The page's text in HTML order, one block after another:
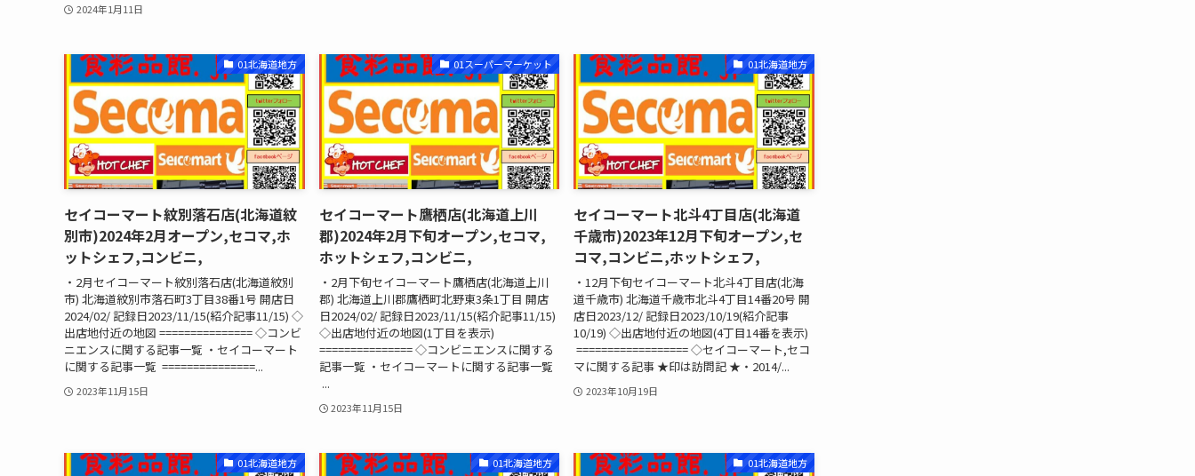
2024年1月11日
01北海道地方
セイコーマート紋別落石店(北海道紋
別市)2024年2月オープン,セコマ,ホ
ットシェフ,コンビニ,
・2月セイコーマート紋別落石店(北海道紋別
市) 北海道紋別市落石町3丁目38番1号 開店日
2024/02/ 記録日2023/11/15(紹介記事11/15) ◇
出店地付近の地図 =============== ◇コンビ
ニエンスに関する記事一覧 ・セイコーマート
に関する記事一覧 ===============...
2023年11月15日
01スーパーマーケット
セイコーマート鷹栖店(北海道上川
郡)2024年2月下旬オープン,セコマ,
ホットシェフ,コンビニ,
・2月下旬セイコーマート鷹栖店(北海道上川
郡) 北海道上川郡鷹栖町北野東3条1丁目 開店
日2024/02/ 記録日2023/11/15(紹介記事11/15)
◇出店地付近の地図(1丁目を表示)
=============== ◇コンビニエンスに関する
記事一覧 ・セイコーマートに関する記事一覧
...
2023年11月15日
01北海道地方
セイコーマート北斗4丁目店(北海道
千歳市)2023年12月下旬オープン,セ
コマ,コンビニ,ホットシェフ,
・12月下旬セイコーマート北斗4丁目店(北海
道千歳市) 北海道千歳市北斗4丁目14番20号 開
店日2023/12/ 記録日2023/10/19(紹介記事
10/19) ◇出店地付近の地図(4丁目14番を表示)
================== ◇セイコーマート,セコ
マに関する記事 ★印は訪問記 ★・2014/...
2023年10月19日
01北海道地方 01北海道地方 01北海道地方